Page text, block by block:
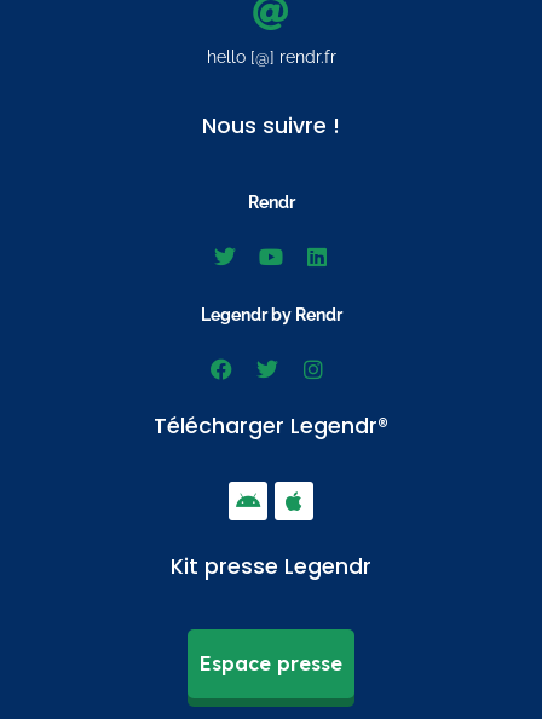
hello [@] rendr.fr
Nous suivre !
Rendr
Legendr by Rendr
Télécharger Legendr®
Kit presse Legendr
Espace presse